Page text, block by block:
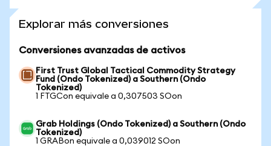
Explorar más conversiones
Conversiones avanzadas de activos
First Trust Global Tactical Commodity Strategy
Fund (Ondo Tokenized) a Southern (Ondo
Tokenized)
1 FTGCon equivale a 0,307503 SOon
Grab Holdings (Ondo Tokenized) a Southern (Ondo
Tokenized)
1 GRABon equivale a 0,039012 SOon